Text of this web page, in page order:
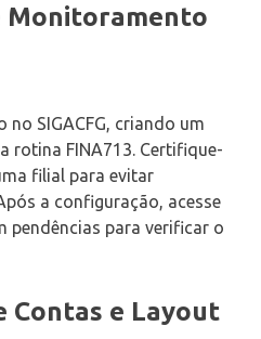
Monitoramento
SIGACFG, criando um
rotina FINA713. Certifique-
filial para evitar
a configuração, acesse
pendências para verificar o
Contas e Layout